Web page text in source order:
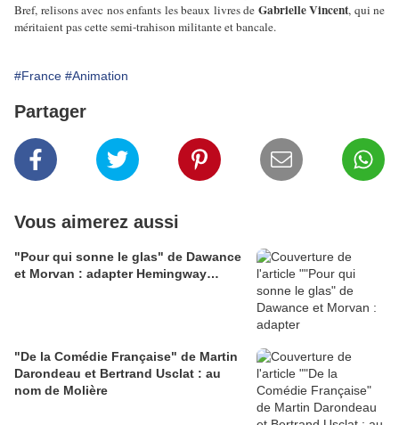
Bref, relisons avec nos enfants les beaux livres de Gabrielle Vincent, qui ne
méritaient pas cette semi-trahison militante et bancale.
#France #Animation
Partager
Vous aimerez aussi
"Pour qui sonne le glas" de Dawance
et Morvan : adapter Hemingway…
"De la Comédie Française" de Martin
Darondeau et Bertrand Usclat : au
nom de Molière